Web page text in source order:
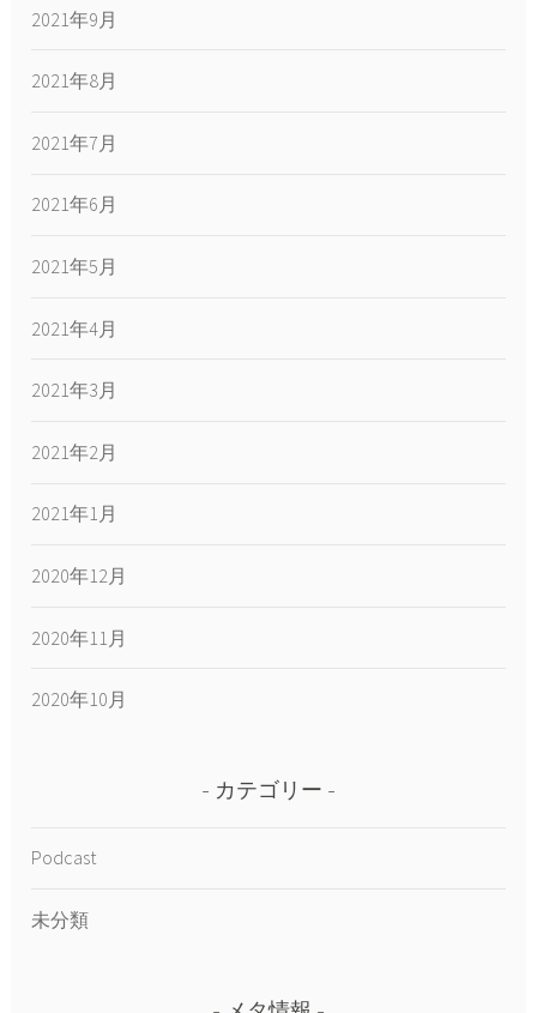
2021年9月
2021年8月
2021年7月
2021年6月
2021年5月
2021年4月
2021年3月
2021年2月
2021年1月
2020年12月
2020年11月
2020年10月
カテゴリー
Podcast
未分類